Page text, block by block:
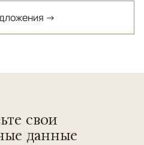
→
свои
данные